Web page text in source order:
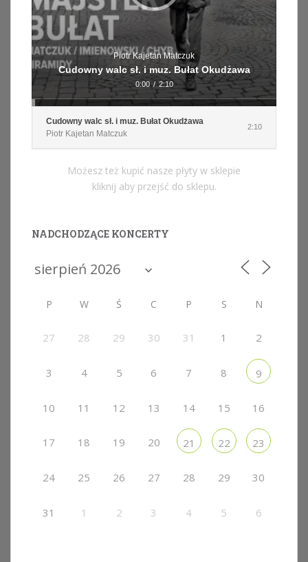
Piotr Kajetan Matczuk
Cudowny walc sł. i muz. Bułat Okudżawa
0:00 / 2:10
Cudowny walc sł. i muz. Bułat Okudżawa
Piotr Kajetan Matczuk
2:10
Możesz też kupić nasze płyty w sklepie
kliknij aby przejść do sklepu.
NADCHODZĄCE KONCERTY
P W Ś C P S N
27 28 29 30 31 1 2
3 4 5 6 7 8 9
10 11 12 13 14 15 16
17 18 19 20 21 22 23
24 25 26 27 28 29 30
31 1 2 3 4 5 6